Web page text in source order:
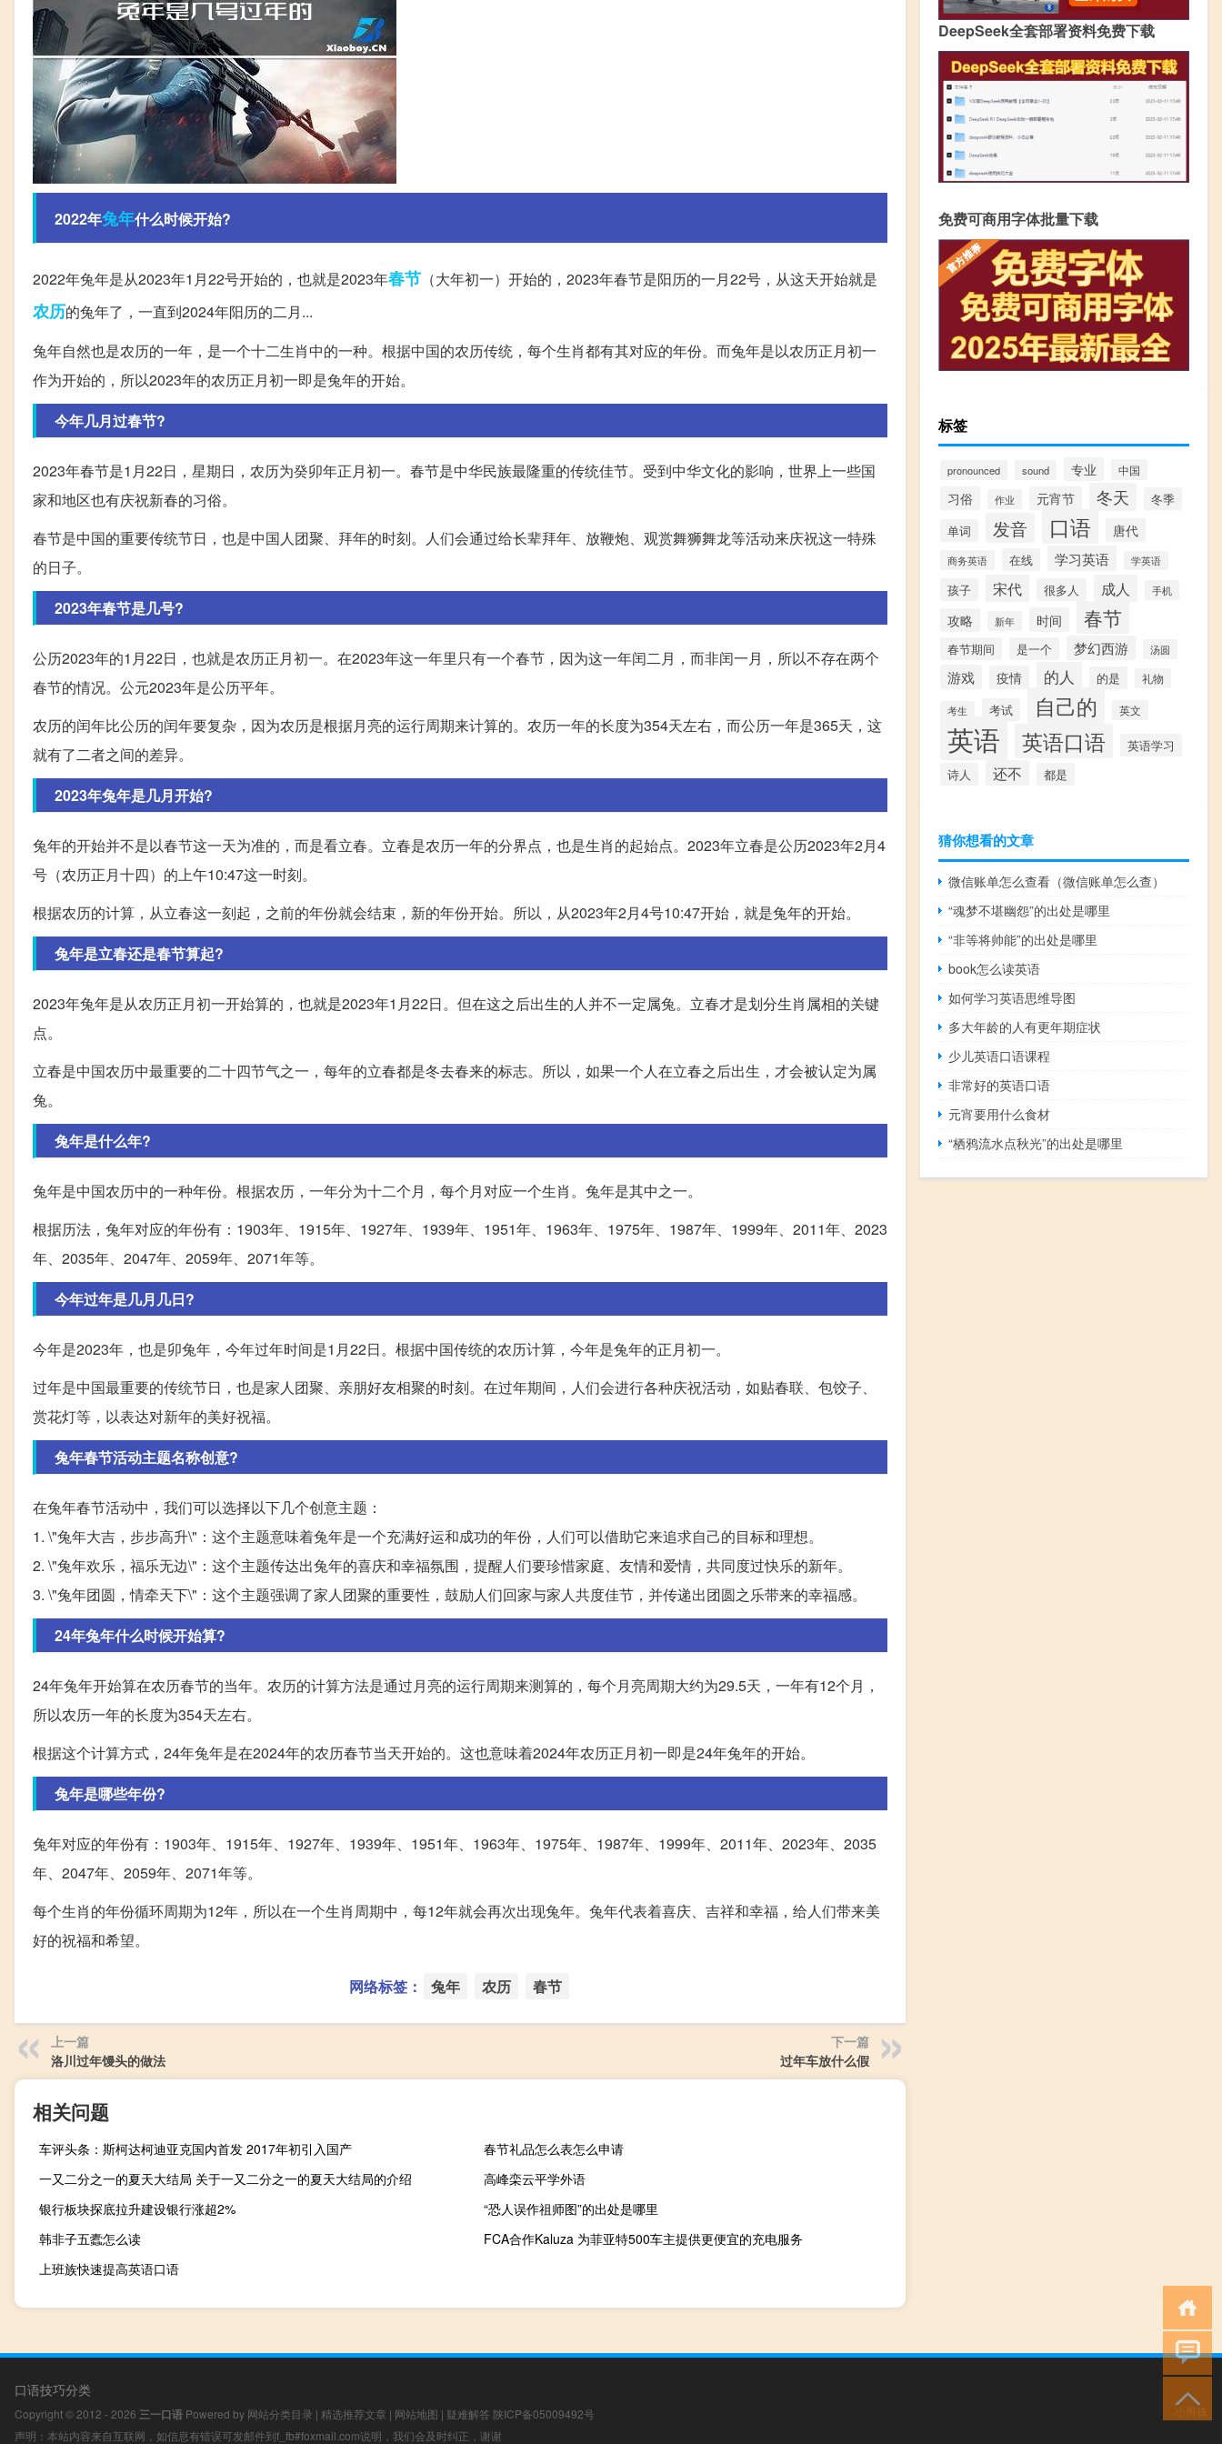
2022年兔年什么时候开始?
2022年兔年是从2023年1月22号开始的，也就是2023年春节 （大年初一）开始的，2023年春节是阳历的一月22号，从这天开始就是
农历的兔年了，一直到2024年阳历的二月...
兔年自然也是农历的一年，是一个十二生肖中的一种。根据中国的农历传统，每个生肖都有其对应的年份。而兔年是以农历正月初一
作为开始的，所以2023年的农历正月初一即是兔年的开始。
今年几月过春节?
2023年春节是1月22日，星期日，农历为癸卯年正月初一。春节是中华民族最隆重的传统佳节。受到中华文化的影响，世界上一些国
家和地区也有庆祝新春的习俗。
春节是中国的重要传统节日，也是中国人团聚、拜年的时刻。人们会通过给长辈拜年、放鞭炮、观赏舞狮舞龙等活动来庆祝这一特殊
的日子。
2023年春节是几号?
公历2023年的1月22日，也就是农历正月初一。在2023年这一年里只有一个春节，因为这一年闰二月，而非闰一月，所以不存在两个
春节的情况。公元2023年是公历平年。
农历的闰年比公历的闰年要复杂，因为农历是根据月亮的运行周期来计算的。农历一年的长度为354天左右，而公历一年是365天，这
就有了二者之间的差异。
2023年兔年是几月开始?
兔年的开始并不是以春节这一天为准的，而是看立春。立春是农历一年的分界点，也是生肖的起始点。2023年立春是公历2023年2月4
号（农历正月十四）的上午10:47这一时刻。
根据农历的计算，从立春这一刻起，之前的年份就会结束，新的年份开始。所以，从2023年2月4号10:47开始，就是兔年的开始。
兔年是立春还是春节算起?
2023年兔年是从农历正月初一开始算的，也就是2023年1月22日。但在这之后出生的人并不一定属兔。立春才是划分生肖属相的关键
点。
立春是中国农历中最重要的二十四节气之一，每年的立春都是冬去春来的标志。所以，如果一个人在立春之后出生，才会被认定为属
兔。
兔年是什么年?
兔年是中国农历中的一种年份。根据农历，一年分为十二个月，每个月对应一个生肖。兔年是其中之一。
根据历法，兔年对应的年份有：1903年、1915年、1927年、1939年、1951年、1963年、1975年、1987年、1999年、2011年、2023
年、2035年、2047年、2059年、2071年等。
今年过年是几月几日?
今年是2023年，也是卯兔年，今年过年时间是1月22日。根据中国传统的农历计算，今年是兔年的正月初一。
过年是中国最重要的传统节日，也是家人团聚、亲朋好友相聚的时刻。在过年期间，人们会进行各种庆祝活动，如贴春联、包饺子、
赏花灯等，以表达对新年的美好祝福。
兔年春节活动主题名称创意?
在兔年春节活动中，我们可以选择以下几个创意主题：
1. \"兔年大吉，步步高升\"：这个主题意味着兔年是一个充满好运和成功的年份，人们可以借助它来追求自己的目标和理想。
2. \"兔年欢乐，福乐无边\"：这个主题传达出兔年的喜庆和幸福氛围，提醒人们要珍惜家庭、友情和爱情，共同度过快乐的新年。
3. \"兔年团圆，情牵天下\"：这个主题强调了家人团聚的重要性，鼓励人们回家与家人共度佳节，并传递出团圆之乐带来的幸福感。
24年兔年什么时候开始算?
24年兔年开始算在农历春节的当年。农历的计算方法是通过月亮的运行周期来测算的，每个月亮周期大约为29.5天，一年有12个月，
所以农历一年的长度为354天左右。
根据这个计算方式，24年兔年是在2024年的农历春节当天开始的。这也意味着2024年农历正月初一即是24年兔年的开始。
兔年是哪些年份?
兔年对应的年份有：1903年、1915年、1927年、1939年、1951年、1963年、1975年、1987年、1999年、2011年、2023年、2035
年、2047年、2059年、2071年等。
每个生肖的年份循环周期为12年，所以在一个生肖周期中，每12年就会再次出现兔年。兔年代表着喜庆、吉祥和幸福，给人们带来美
好的祝福和希望。
网络标签： 兔年 农历 春节
上一篇
洛川过年馒头的做法
下一篇
过年车放什么假
相关问题
车评头条：斯柯达柯迪亚克国内首发 2017年初引入国产
春节礼品怎么表怎么申请
一又二分之一的夏天大结局 关于一又二分之一的夏天大结局的介绍
高峰栾云平学外语
银行板块探底拉升建设银行涨超2%
“恐人误作祖师图”的出处是哪里
韩非子五蠹怎么读
FCA合作Kaluza 为菲亚特500车主提供更便宜的充电服务
上班族快速提高英语口语
DeepSeek全套部署资料免费下载
免费可商用字体批量下载
标签
pronounced sound 专业 中国
习俗 作业 元宵节 冬天
冬季
单词
发音 口语 唐代
商务英语 在线 学习英语 学英语
孩子 宋代 很多人 成人 手机
攻略 新年 时间 春节
春节期间 是一个 梦幻西游 汤圆
游戏 疫情 的人 的是 礼物
考生 考试 自己的 英文
英语 英语口语
英语学习
诗人
还不 都是
猜你想看的文章
微信账单怎么查看（微信账单怎么查）
“魂梦不堪幽怨”的出处是哪里
“非等将帅能”的出处是哪里
book怎么读英语
如何学习英语思维导图
多大年龄的人有更年期症状
少儿英语口语课程
非常好的英语口语
元宵要用什么食材
“栖鸦流水点秋光”的出处是哪里
口语技巧分类
Copyright © 2012 - 2026 三一口语 Powered by 网站分类目录 | 精选推荐文章 | 网站地图 | 疑难解答 陕ICP备05009492号
声明：本站内容来自互联网，如信息有错误可发邮件到f_fb#foxmail.com说明，我们会及时纠正，谢谢
小男孩